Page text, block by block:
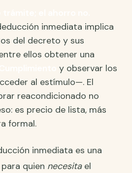
inmediata implica
del decreto y sus
ellos obtener una
y observar los
al estímulo—. El
reacondicionado no
es precio de lista, más
formal.
inmediata es una
quien necesitael